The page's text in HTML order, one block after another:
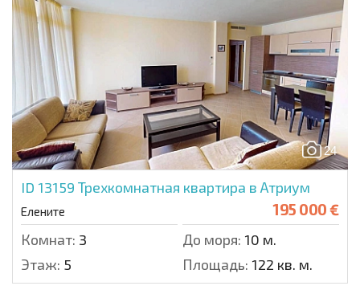
24
ID 13159 Трехкомнатная квартира в Атриум
Елените 195 000 €
Комнат: 3 До моря: 10 м.
Этаж: 5 Площадь: 122 кв. м.